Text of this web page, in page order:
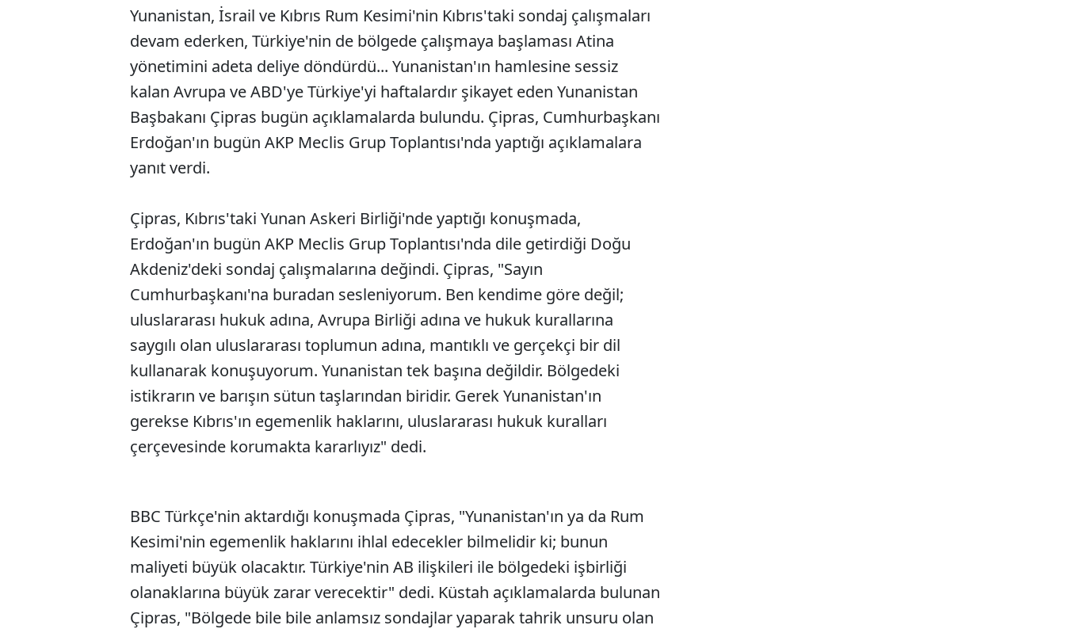
Yunanistan, İsrail ve Kıbrıs Rum Kesimi'nin Kıbrıs'taki sondaj çalışmaları
devam ederken, Türkiye'nin de bölgede çalışmaya başlaması Atina
yönetimini adeta deliye döndürdü... Yunanistan'ın hamlesine sessiz
kalan Avrupa ve ABD'ye Türkiye'yi haftalardır şikayet eden Yunanistan
Başbakanı Çipras bugün açıklamalarda bulundu. Çipras, Cumhurbaşkanı
Erdoğan'ın bugün AKP Meclis Grup Toplantısı'nda yaptığı açıklamalara
yanıt verdi.
Çipras, Kıbrıs'taki Yunan Askeri Birliği'nde yaptığı konuşmada,
Erdoğan'ın bugün AKP Meclis Grup Toplantısı'nda dile getirdiği Doğu
Akdeniz'deki sondaj çalışmalarına değindi. Çipras, "Sayın
Cumhurbaşkanı'na buradan sesleniyorum. Ben kendime göre değil;
uluslararası hukuk adına, Avrupa Birliği adına ve hukuk kurallarına
saygılı olan uluslararası toplumun adına, mantıklı ve gerçekçi bir dil
kullanarak konuşuyorum. Yunanistan tek başına değildir. Bölgedeki
istikrarın ve barışın sütun taşlarından biridir. Gerek Yunanistan'ın
gerekse Kıbrıs'ın egemenlik haklarını, uluslararası hukuk kuralları
çerçevesinde korumakta kararlıyız" dedi.
BBC Türkçe'nin aktardığı konuşmada Çipras, "Yunanistan'ın ya da Rum
Kesimi'nin egemenlik haklarını ihlal edecekler bilmelidir ki; bunun
maliyeti büyük olacaktır. Türkiye'nin AB ilişkileri ile bölgedeki işbirliği
olanaklarına büyük zarar verecektir" dedi. Küstah açıklamalarda bulunan
Çipras, "Bölgede bile bile anlamsız sondajlar yaparak tahrik unsuru olan